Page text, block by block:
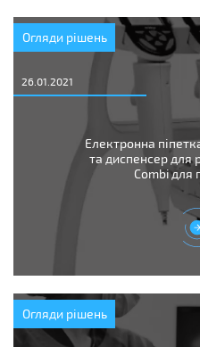
Огляди рішень
26.01.2021
Електронна
та диспенсер для
Combi для
Огляди рішень